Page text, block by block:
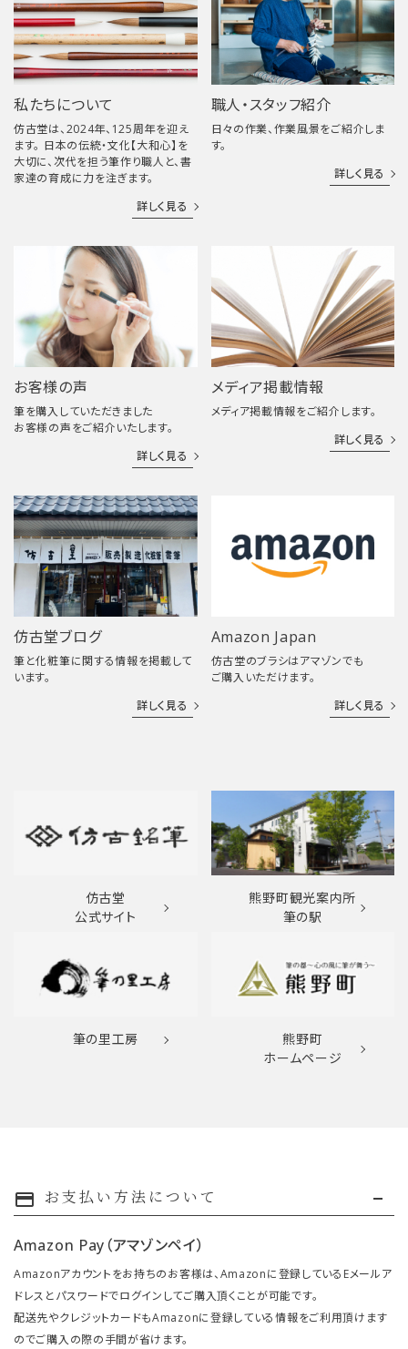
私たちについて
仿古堂は、2024年、125周年を迎え
ます。 日本の伝統・文化【大和心】を
大切に、次代を担う筆作り職人と、書
家達の育成に力を注ぎます。
詳しく見る
職人・スタッフ紹介
日々の作業、作業風景をご紹介しま
す。
詳しく見る
お客様の声
筆を購入していただきました
お客様の声をご紹介いたします。
詳しく見る
メディア掲載情報
メディア掲載情報をご紹介します。
詳しく見る
仿古堂ブログ
筆と化粧筆に関する情報を掲載して
います。
詳しく見る
Amazon Japan
仿古堂のブラシはアマゾンでも
ご購入いただけます。
詳しく見る
仿古堂
公式サイト
熊野町観光案内所
筆の駅
筆の里工房
熊野町
ホームページ
payment お支払い方法について
Amazon Pay（アマゾンペイ）
Amazonアカウントをお持ちのお客様は、Amazonに登録しているEメールア
ドレスとパスワードでログインしてご購入頂くことが可能です。
配送先やクレジットカードもAmazonに登録している情報をご利用頂けます
のでご購入の際の手間が省けます。